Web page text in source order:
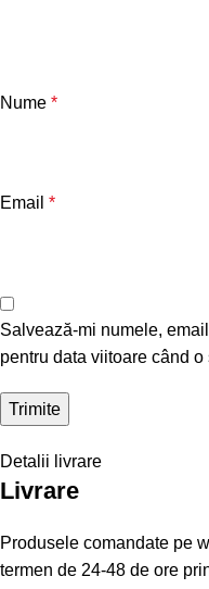
Nume *
Email *
Salvează-mi numele,
pentru data viitoare când o
Detalii livrare
Livrare
Produsele comandate pe
termen de 24-48 de ore